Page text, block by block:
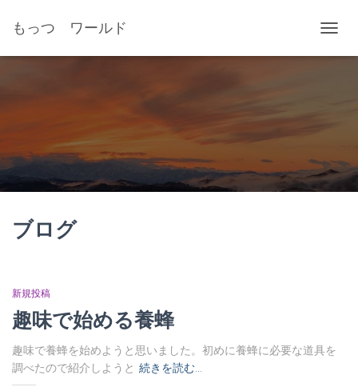
もっつ ワールド
ビ
切
り
替
ブログ
新規投稿
趣味で始める養蜂
趣味で養蜂を始めようと思いました。初めに養蜂に必要な道具を
調べたので紹介しようと 続きを読む…